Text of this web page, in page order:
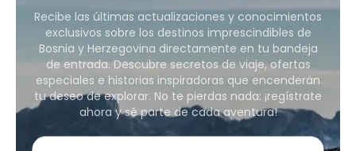
Recibe las últimas actualizaciones y conocimientos
exclusivos sobre los destinos imprescindibles de
Bosnia y Herzegovina directamente en tu bandeja
de entrada. Descubre secretos de viaje, ofertas
especiales e historias inspiradoras que encenderán
tu deseo de explorar. No te pierdas nada: ¡regístrate
ahora y sé parte de cada aventura!